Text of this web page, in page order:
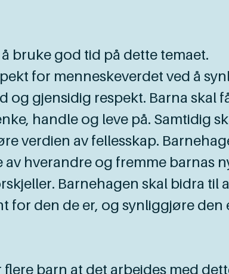
bruke god tid på dette temaet.
for menneskeverdet ved å
og gjensidig respekt. Barna skal
handle og leve på. Samtidig
verdien av fellesskap.
hverandre og fremme barnas
Barnehagen skal bidra til
for den de er, og synliggjøre den
barn at det arbeides med